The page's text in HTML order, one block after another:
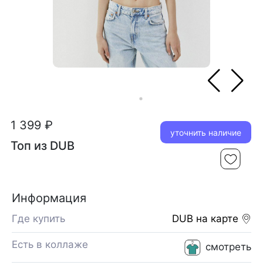
1 399 ₽
Топ из DUB
уточнить наличие
Информация
DUB на карте
Где купить
смотреть
Есть в коллаже